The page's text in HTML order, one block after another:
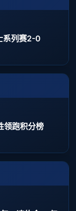
系列赛2-0
领跑积分榜